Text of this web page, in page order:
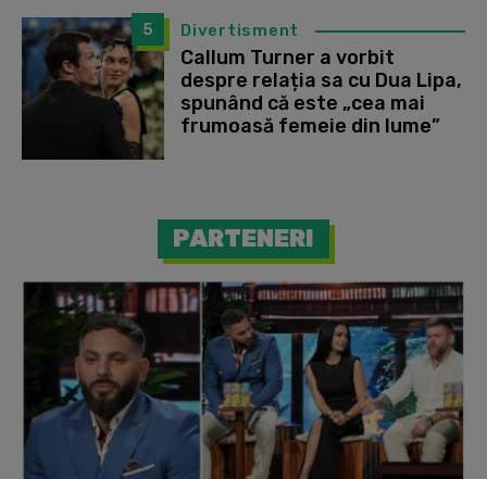
5 Divertisment
Callum Turner a vorbit
despre relația sa cu Dua Lipa,
spunând că este „cea mai
frumoasă femeie din lume”
PARTENERI